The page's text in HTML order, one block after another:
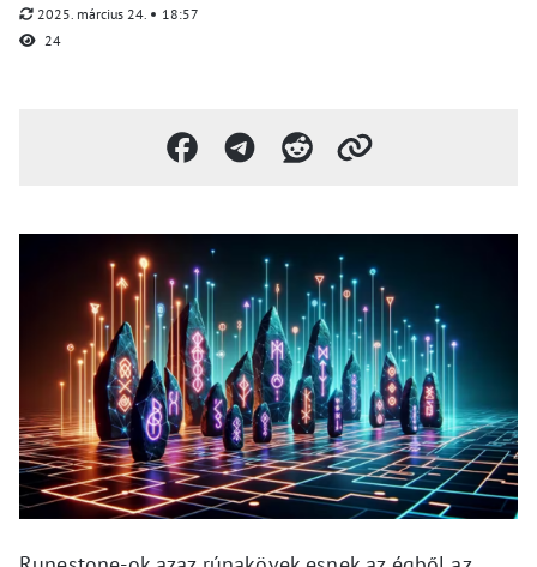
2025. március 24.
18:57
24